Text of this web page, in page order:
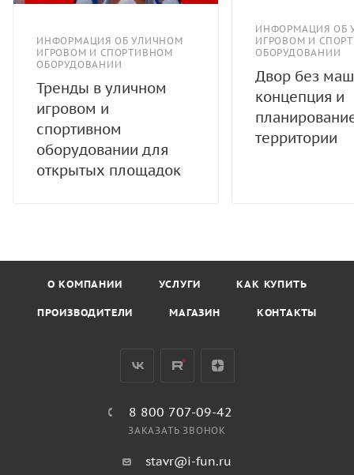
ИНФОРМАЦИЯ ОБ УЛИЧНОМ
ИГРОВОМ И СПОРТИВНОМ
ОБОРУДОВАНИИ
Тренды в уличном
игровом и
спортивном
оборудовании для
открытых площадок
ИНФОРМАЦИЯ ОБ
ИГРОВОМ И
ОБОРУДОВАНИИ
Двор без
концепция и
территории
О КОМПАНИИ УСЛУГИ КАК КУПИТЬ
ПРОИЗВОДИТЕЛИ МАГАЗИН КОНТАКТЫ
8 800 707-09-42
ЗАКАЗАТЬ ЗВОНОК
stavr@i-fun.ru